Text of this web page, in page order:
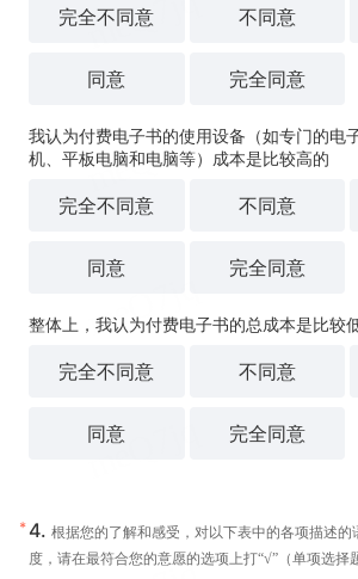
完全不同意 不同意
同意 完全同意
我认为付费电子书的使用设备（如专门的电
机、平板电脑和电脑等）成本是比较高的
完全不同意 不同意
同意 完全同意
整体上，我认为付费电子书的总成本是比较
完全不同意 不同意
同意 完全同意
* 4. 根据您的了解和感受，对以下表中的各项描述的
度，请在最符合您的意愿的选项上打“√”（单项选择